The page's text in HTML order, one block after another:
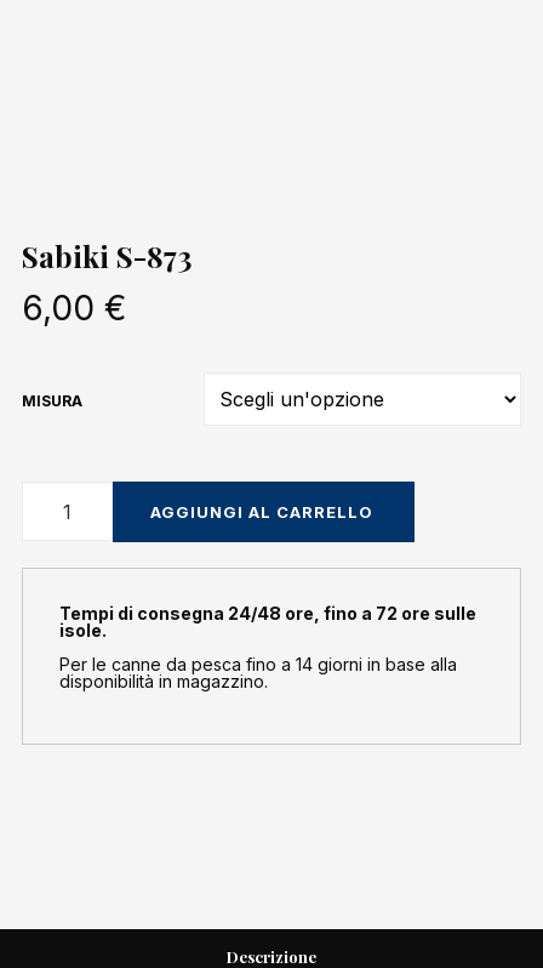
Sabiki S-873
6,00 €
MISURA
quantità
AGGIUNGI AL CARRELLO
Tempi di consegna 24/48 ore, fino a 72 ore sulle
isole.
Per le canne da pesca fino a 14 giorni in base alla
disponibilità in magazzino.
Descrizione